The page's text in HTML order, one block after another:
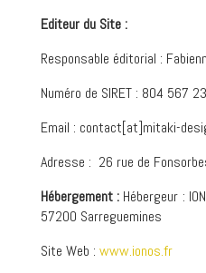
Editeur du Site :
Responsable éditorial :
Numéro de SIRET : 804 567
Email : contact[at]mitaki-
Adresse : 26 rue de
Hébergement : Hébergeur :
57200 Sarreguemines
Site Web : www.ionos.fr